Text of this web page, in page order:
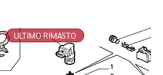
ULTIMO RIMASTO